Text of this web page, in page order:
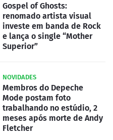
Gospel of Ghosts:
renomado artista visual
investe em banda de Rock
e lança o single “Mother
Superior”
NOVIDADES
Membros do Depeche
Mode postam foto
trabalhando no estúdio, 2
meses após morte de Andy
Fletcher